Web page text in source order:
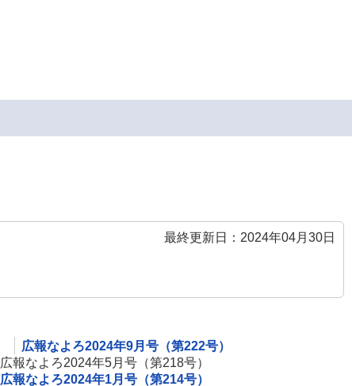
最終更新日：2024年04月30日
広報なよろ2024年9月号（第222号）
広報なよろ2024年5月号（第218号）
広報なよろ2024年1月号（第214号）